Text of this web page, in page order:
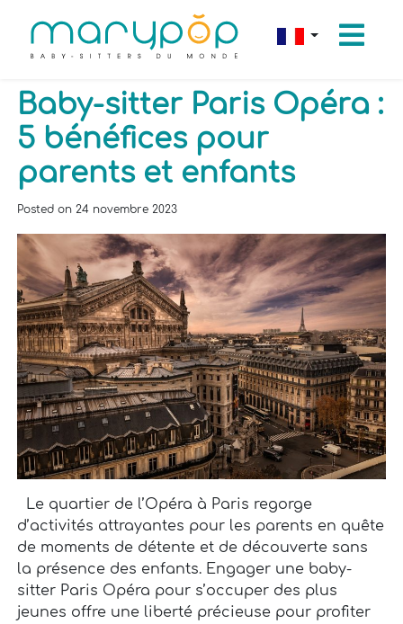
Baby-sitter Paris Opéra :
5 bénéfices pour
parents et enfants
Posted on24 novembre 2023
Le quartier de l’Opéra à Paris regorge
d’activités attrayantes pour les parents en quête
de moments de détente et de découverte sans
la présence des enfants. Engager une baby-
sitter Paris Opéra pour s’occuper des plus
jeunes offre une liberté précieuse pour profiter